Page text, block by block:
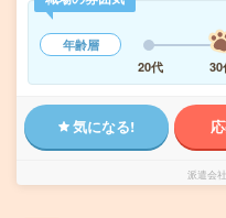
年齢層
20代
30
気になる!
派遣会社